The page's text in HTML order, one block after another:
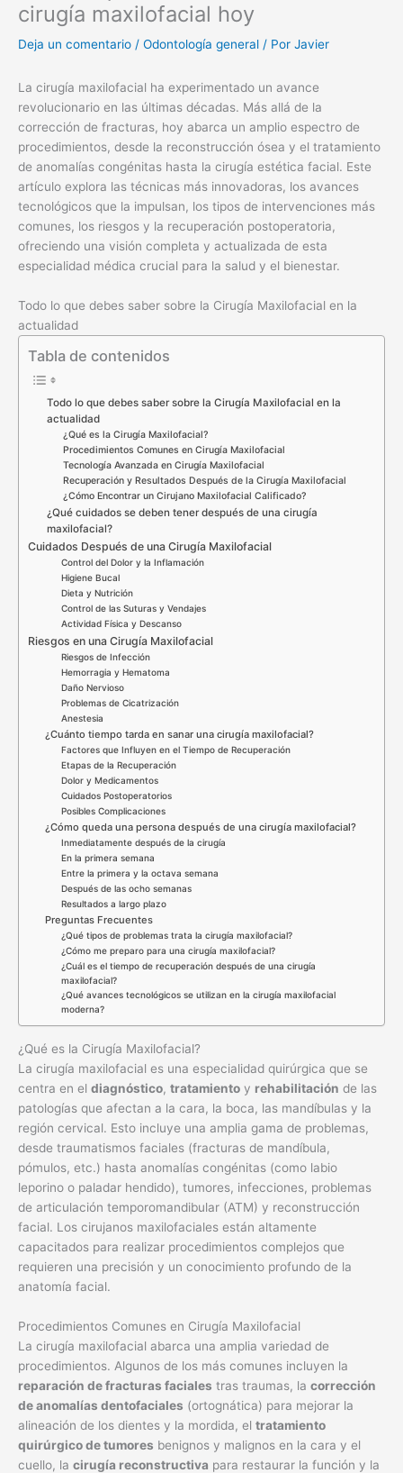
cirugía maxilofacial hoy
Deja un comentario / Odontología general / Por Javier
La cirugía maxilofacial ha experimentado un avance
revolucionario en las últimas décadas. Más allá de la
corrección de fracturas, hoy abarca un amplio espectro de
procedimientos, desde la reconstrucción ósea y el tratamiento
de anomalías congénitas hasta la cirugía estética facial. Este
artículo explora las técnicas más innovadoras, los avances
tecnológicos que la impulsan, los tipos de intervenciones más
comunes, los riesgos y la recuperación postoperatoria,
ofreciendo una visión completa y actualizada de esta
especialidad médica crucial para la salud y el bienestar.
Todo lo que debes saber sobre la Cirugía Maxilofacial en la
actualidad
Tabla de contenidos
Todo lo que debes saber sobre la Cirugía Maxilofacial en la
actualidad
¿Qué es la Cirugía Maxilofacial?
Procedimientos Comunes en Cirugía Maxilofacial
Tecnología Avanzada en Cirugía Maxilofacial
Recuperación y Resultados Después de la Cirugía Maxilofacial
¿Cómo Encontrar un Cirujano Maxilofacial Calificado?
¿Qué cuidados se deben tener después de una cirugía
maxilofacial?
Cuidados Después de una Cirugía Maxilofacial
Control del Dolor y la Inflamación
Higiene Bucal
Dieta y Nutrición
Control de las Suturas y Vendajes
Actividad Física y Descanso
Riesgos en una Cirugía Maxilofacial
Riesgos de Infección
Hemorragia y Hematoma
Daño Nervioso
Problemas de Cicatrización
Anestesia
¿Cuánto tiempo tarda en sanar una cirugía maxilofacial?
Factores que Influyen en el Tiempo de Recuperación
Etapas de la Recuperación
Dolor y Medicamentos
Cuidados Postoperatorios
Posibles Complicaciones
¿Cómo queda una persona después de una cirugía maxilofacial?
Inmediatamente después de la cirugía
En la primera semana
Entre la primera y la octava semana
Después de las ocho semanas
Resultados a largo plazo
Preguntas Frecuentes
¿Qué tipos de problemas trata la cirugía maxilofacial?
¿Cómo me preparo para una cirugía maxilofacial?
¿Cuál es el tiempo de recuperación después de una cirugía
maxilofacial?
¿Qué avances tecnológicos se utilizan en la cirugía maxilofacial
moderna?
¿Qué es la Cirugía Maxilofacial?
La cirugía maxilofacial es una especialidad quirúrgica que se
centra en el diagnóstico, tratamiento y rehabilitación de las
patologías que afectan a la cara, la boca, las mandíbulas y la
región cervical. Esto incluye una amplia gama de problemas,
desde traumatismos faciales (fracturas de mandíbula,
pómulos, etc.) hasta anomalías congénitas (como labio
leporino o paladar hendido), tumores, infecciones, problemas
de articulación temporomandibular (ATM) y reconstrucción
facial. Los cirujanos maxilofaciales están altamente
capacitados para realizar procedimientos complejos que
requieren una precisión y un conocimiento profundo de la
anatomía facial.
Procedimientos Comunes en Cirugía Maxilofacial
La cirugía maxilofacial abarca una amplia variedad de
procedimientos. Algunos de los más comunes incluyen la
reparación de fracturas faciales tras traumas, la corrección
de anomalías dentofaciales (ortognática) para mejorar la
alineación de los dientes y la mordida, el tratamiento
quirúrgico de tumores benignos y malignos en la cara y el
cuello, la cirugía reconstructiva para restaurar la función y la